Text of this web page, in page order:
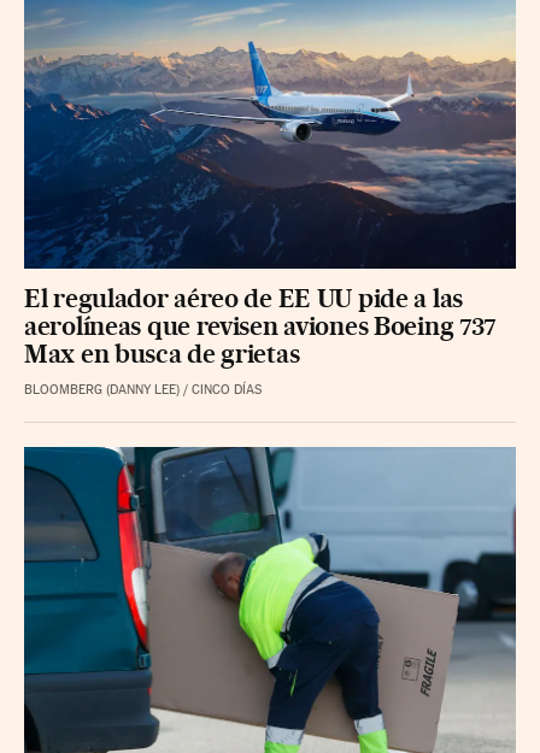
El regulador aéreo de EE UU pide a las
aerolíneas que revisen aviones Boeing 737
Max en busca de grietas
BLOOMBERG (DANNY LEE) / CINCO DÍAS